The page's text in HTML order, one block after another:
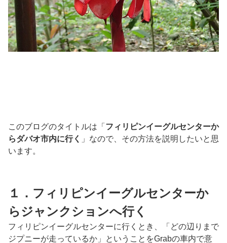
このブログのタイトルは「 フィリピンイーグルセンターか
らダバオ市内に行く
」なので、その方法を説明したいと思
います。
１．フィリピンイーグルセンターか
らジャンクションへ行く
フィリピンイーグルセンターに行くとき、「どの辺りまで
ジプニーが走っているか」ということをGrabの車内で意